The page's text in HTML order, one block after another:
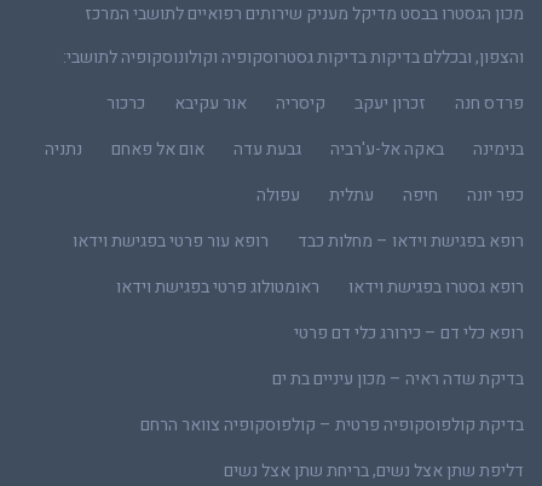
מכון הגסטרו בבסט מדיקל מעניק שירותים רפואיים לתושבי המרכז
והצפון, ובכללם בדיקות בדיקות גסטרוסקופיה וקולונוסקופיה לתושבי:
פרדס חנה
זכרון יעקב קיסריה אור עקיבא
כרכור
בנימינה
באקה אל-ע'רביה גבעת עדה אום אל פאחם
נתניה
כפר יונה
חיפה עתלית
עפולה
רופא בפגישת וידאו – מחלות כבד
רופא עור פרטי בפגישת וידאו
רופא גסטרו בפגישת וידאו
ראומטולוג פרטי בפגישת וידאו
רופא כלי דם – כירורג כלי דם פרטי
בדיקת שדה ראיה – מכון עיניים בת ים
בדיקת קולפוסקופיה פרטית – קולפוסקופיה צוואר הרחם
דליפת שתן אצל נשים, בריחת שתן אצל נשים